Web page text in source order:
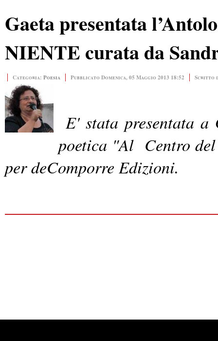
Gaeta presentata
NIENTE curata da
Categoria: Poesia Pubblicato Domenica, 05 Maggio 2013 18:52 Scritto
E' stata presentata
poetica "Al Centro
per deComporre Edizioni.